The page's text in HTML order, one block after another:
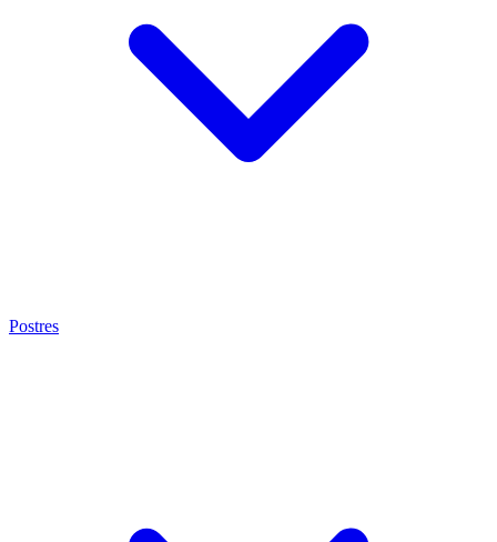
Postres